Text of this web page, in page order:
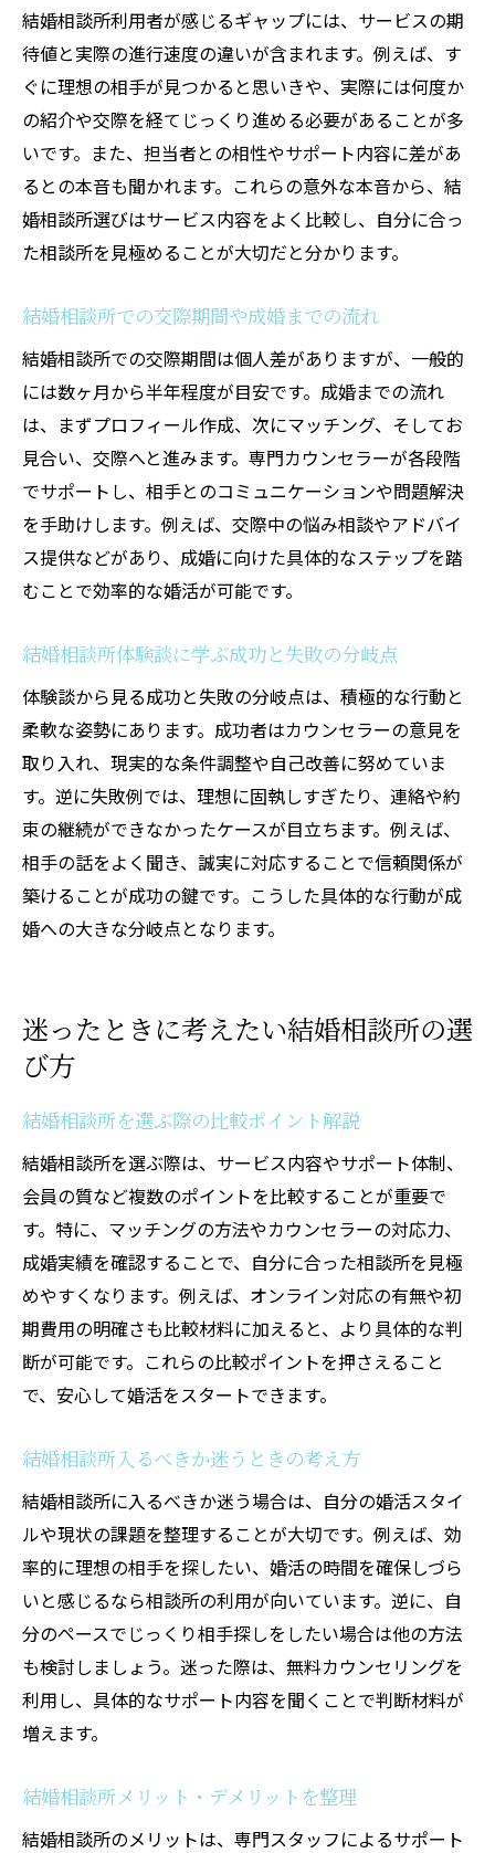
結婚相談所利用者が感じるギャップには、サービスの期
待値と実際の進行速度の違いが含まれます。例えば、す
ぐに理想の相手が見つかると思いきや、実際には何度か
の紹介や交際を経てじっくり進める必要があることが多
いです。また、担当者との相性やサポート内容に差があ
るとの本音も聞かれます。これらの意外な本音から、結
婚相談所選びはサービス内容をよく比較し、自分に合っ
た相談所を見極めることが大切だと分かります。
結婚相談所での交際期間や成婚までの流れ
結婚相談所での交際期間は個人差がありますが、一般的
には数ヶ月から半年程度が目安です。成婚までの流れ
は、まずプロフィール作成、次にマッチング、そしてお
見合い、交際へと進みます。専門カウンセラーが各段階
でサポートし、相手とのコミュニケーションや問題解決
を手助けします。例えば、交際中の悩み相談やアドバイ
ス提供などがあり、成婚に向けた具体的なステップを踏
むことで効率的な婚活が可能です。
結婚相談所体験談に学ぶ成功と失敗の分岐点
体験談から見る成功と失敗の分岐点は、積極的な行動と
柔軟な姿勢にあります。成功者はカウンセラーの意見を
取り入れ、現実的な条件調整や自己改善に努めていま
す。逆に失敗例では、理想に固執しすぎたり、連絡や約
束の継続ができなかったケースが目立ちます。例えば、
相手の話をよく聞き、誠実に対応することで信頼関係が
築けることが成功の鍵です。こうした具体的な行動が成
婚への大きな分岐点となります。
迷ったときに考えたい結婚相談所の選
び方
結婚相談所を選ぶ際の比較ポイント解説
結婚相談所を選ぶ際は、サービス内容やサポート体制、
会員の質など複数のポイントを比較することが重要で
す。特に、マッチングの方法やカウンセラーの対応力、
成婚実績を確認することで、自分に合った相談所を見極
めやすくなります。例えば、オンライン対応の有無や初
期費用の明確さも比較材料に加えると、より具体的な判
断が可能です。これらの比較ポイントを押さえること
で、安心して婚活をスタートできます。
結婚相談所入るべきか迷うときの考え方
結婚相談所に入るべきか迷う場合は、自分の婚活スタイ
ルや現状の課題を整理することが大切です。例えば、効
率的に理想の相手を探したい、婚活の時間を確保しづら
いと感じるなら相談所の利用が向いています。逆に、自
分のペースでじっくり相手探しをしたい場合は他の方法
も検討しましょう。迷った際は、無料カウンセリングを
利用し、具体的なサポート内容を聞くことで判断材料が
増えます。
結婚相談所メリット・デメリットを整理
結婚相談所のメリットは、専門スタッフによるサポート